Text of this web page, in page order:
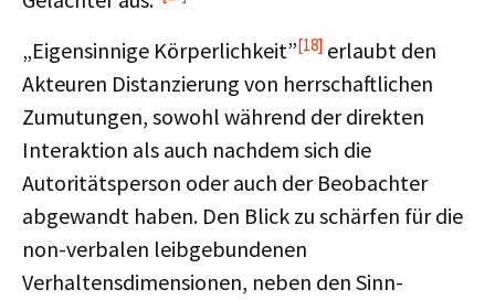
„Eigensinnige Körperlichkeit”[18] erlaubt den
Akteuren Distanzierung von herrschaftlichen
Zumutungen, sowohl während der direkten
Interaktion als auch nachdem sich die
Autoritätsperson oder auch der Beobachter
abgewandt haben. Den Blick zu schärfen für die
non-verbalen leibgebundenen
Verhaltensdimensionen, neben den Sinn-